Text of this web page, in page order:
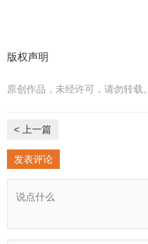
版权声明
原创作品，未经许可，请勿转载。
< 上一篇
发表评论